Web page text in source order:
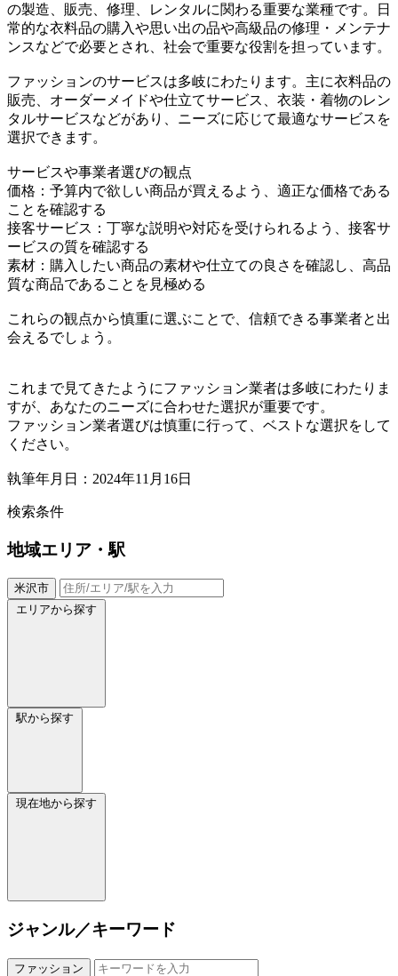
の製造、販売、修理、レンタルに関わる重要な業種です。日
常的な衣料品の購入や思い出の品や高級品の修理・メンテナ
ンスなどで必要とされ、社会で重要な役割を担っています。
ファッションのサービスは多岐にわたります。主に衣料品の
販売、オーダーメイドや仕立てサービス、衣装・着物のレン
タルサービスなどがあり、ニーズに応じて最適なサービスを
選択できます。
サービスや事業者選びの観点
価格：予算内で欲しい商品が買えるよう、適正な価格である
ことを確認する
接客サービス：丁寧な説明や対応を受けられるよう、接客サ
ービスの質を確認する
素材：購入したい商品の素材や仕立ての良さを確認し、高品
質な商品であることを見極める
これらの観点から慎重に選ぶことで、信頼できる事業者と出
会えるでしょう。
これまで見てきたようにファッション業者は多岐にわたりま
すが、あなたのニーズに合わせた選択が重要です。
ファッション業者選びは慎重に行って、ベストな選択をして
ください。
執筆年月日：2024年11月16日
検索条件
地域エリア・駅
米沢市
エリアから探す
駅から探す
現在地から探す
ジャンル／キーワード
ファッション